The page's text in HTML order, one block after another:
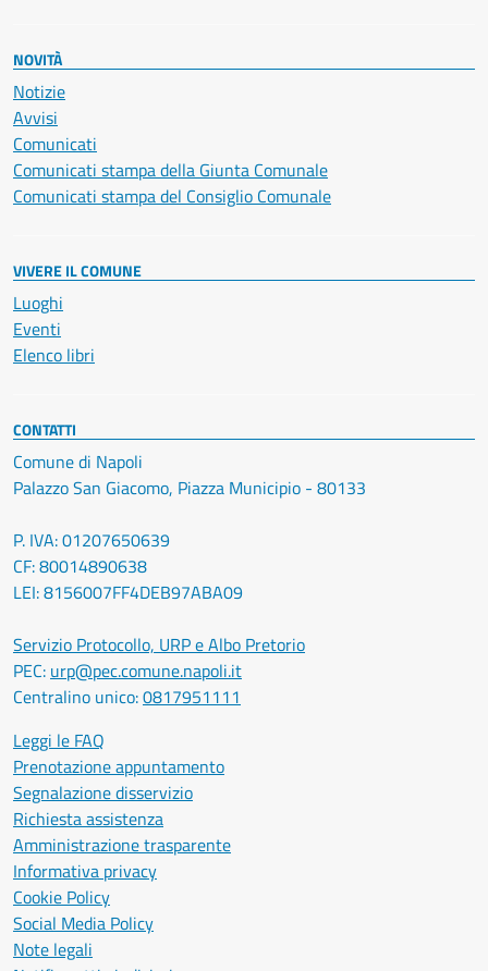
NOVITÀ
Notizie
Avvisi
Comunicati
Comunicati stampa della Giunta Comunale
Comunicati stampa del Consiglio Comunale
VIVERE IL COMUNE
Luoghi
Eventi
Elenco libri
CONTATTI
Comune di Napoli
Palazzo San Giacomo, Piazza Municipio - 80133
P. IVA: 01207650639
CF: 80014890638
LEI: 8156007FF4DEB97ABA09
Servizio Protocollo, URP e Albo Pretorio
PEC: urp@pec.comune.napoli.it
Centralino unico:0817951111
Leggi le FAQ
Prenotazione appuntamento
Segnalazione disservizio
Richiesta assistenza
Amministrazione trasparente
Informativa privacy
Cookie Policy
Social Media Policy
Note legali